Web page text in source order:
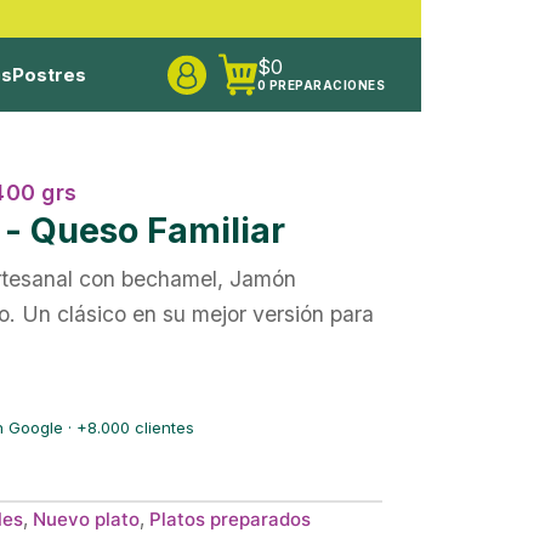
Postres $0
0 PREPARACIONES
grs
Queso Familiar
con bechamel, Jamón
Un clásico en su mejor versión para
Google · +8.000 clientes
, Nuevo plato, Platos preparados